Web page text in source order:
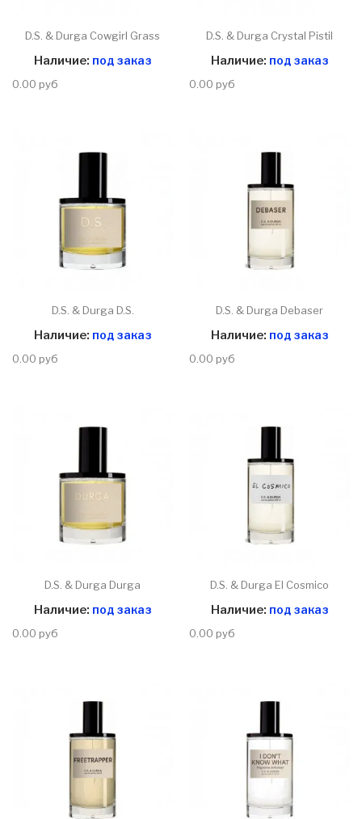
D.S. & Durga Cowgirl Grass
Наличие: под заказ
0.00 руб
D.S. & Durga Crystal Pistil
Наличие: под заказ
0.00 руб
D.S. & Durga D.S.
Наличие: под заказ
0.00 руб
D.S. & Durga Debaser
Наличие: под заказ
0.00 руб
D.S. & Durga Durga
Наличие: под заказ
0.00 руб
D.S. & Durga El Cosmico
Наличие: под заказ
0.00 руб